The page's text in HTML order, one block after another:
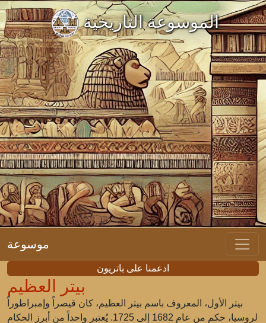
الموسوعة التاريخية
موسوعة
ادعمنا على باتريون
بيتر العظيم
بيتر الأول، المعروف باسم بيتر العظيم، كان قيصراً وإمبراطوراً
لروسيا، حكم من عام 1682 إلى 1725. يُعتبر واحداً من أبرز الحكام